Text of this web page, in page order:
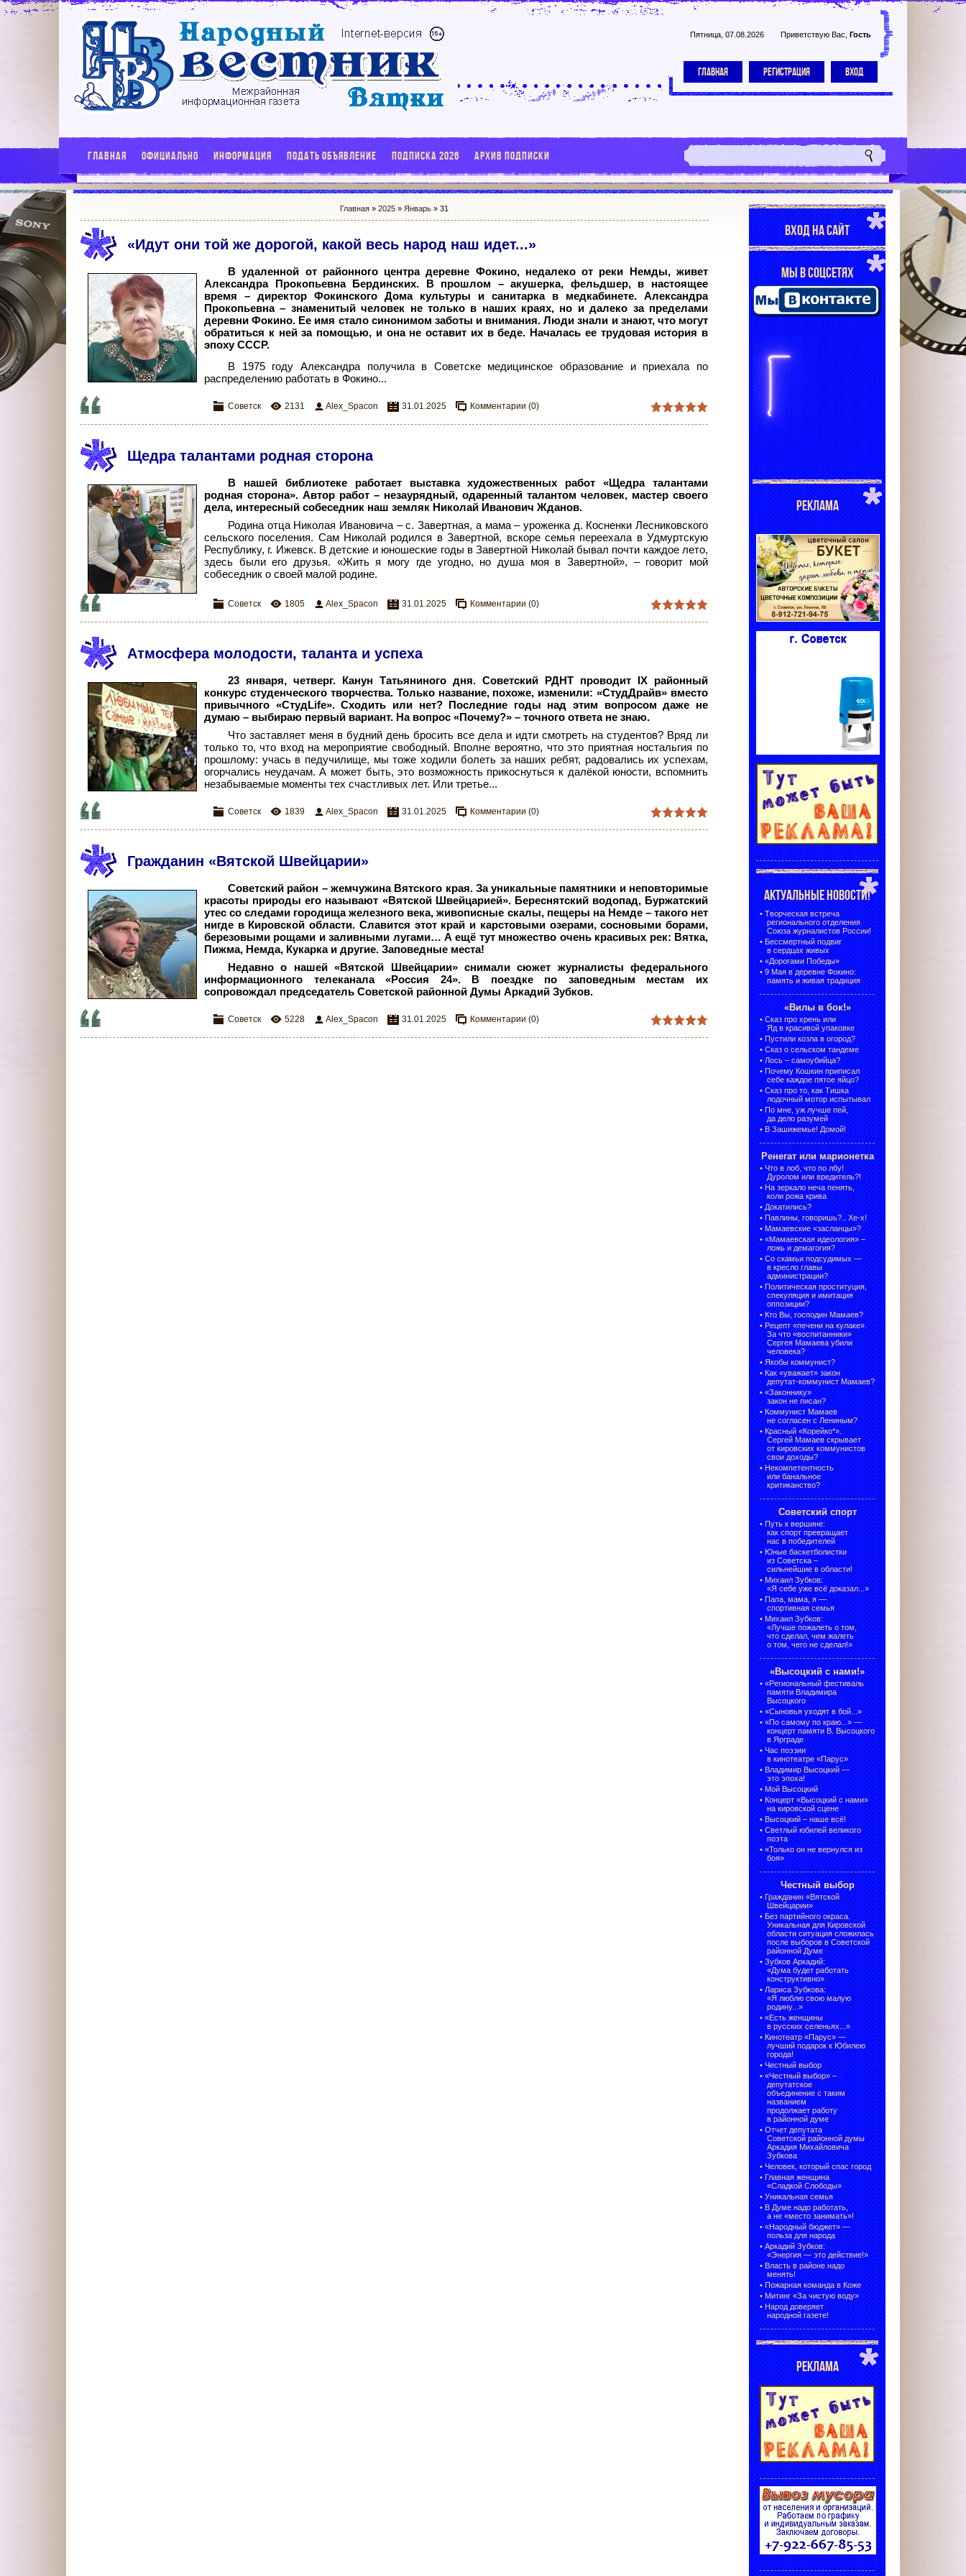
Пятница, 07.08.2026 Приветствую Вас Гость
ГЛАВНАЯ РЕГИСТРАЦИЯ ВХОД
ГЛАВНАЯ ОФИЦИАЛЬНО ИНФОРМАЦИЯ ПОДАТЬ ОБЪЯВЛЕНИЕ ПОДПИСКА 2026 АРХИВ ПОДПИСКИ
Главная »2025 » Январь » 31
«Идут они той же дорогой, какой весь народ наш идет...»
В удаленной от районного центра деревне Фокино, недалеко от реки Немды, живет
Александра Прокопьевна Бердинских. В прошлом – акушерка, фельдшер, в настоящее
время – директор Фокинского Дома культуры и санитарка в медкабинете. Александра
Прокопьевна – знаменитый человек не только в наших краях, но и далеко за пределами
деревни Фокино. Ее имя стало синонимом заботы и внимания. Люди знали и знают, что могут
обратиться к ней за помощью, и она не оставит их в беде. Началась ее трудовая история в
эпоху СССР.
В 1975 году Александра получила в Советске медицинское образование и приехала по
распределению работать в Фокино...
Советск 2131 Alex_Spacon 31.01.2025 Комментарии (0)
Щедра талантами родная сторона
В нашей библиотеке работает выставка художественных работ «Щедра талантами
родная сторона». Автор работ – незаурядный, одаренный талантом человек, мастер своего
дела, интересный собеседник наш земляк Николай Иванович Жданов.
Родина отца Николая Ивановича – с. Завертная, а мама – уроженка д. Косненки Лесниковского
сельского поселения. Сам Николай родился в Завертной, вскоре семья переехала в Удмуртскую
Республику, г. Ижевск. В детские и юношеские годы в Завертной Николай бывал почти каждое лето,
здесь были его друзья. «Жить я могу где угодно, но душа моя в Завертной», – говорит мой
собеседник о своей малой родине.
Советск 1805 Alex_Spacon 31.01.2025 Комментарии (0)
Атмосфера молодости, таланта и успеха
23 января, четверг. Канун Татьяниного дня. Советский РДНТ проводит IX районный
конкурс студенческого творчества. Только название, похоже, изменили: «СтудДрайв» вместо
привычного «СтудLife». Сходить или нет? Последние годы над этим вопросом даже не
думаю – выбираю первый вариант. На вопрос «Почему?» – точного ответа не знаю.
Что заставляет меня в будний день бросить все дела и идти смотреть на студентов? Вряд ли
только то, что вход на мероприятие свободный. Вполне вероятно, что это приятная ностальгия по
прошлому: учась в педучилище, мы тоже ходили болеть за наших ребят, радовались их успехам,
огорчались неудачам. А может быть, это возможность прикоснуться к далёкой юности, вспомнить
незабываемые моменты тех счастливых лет. Или третье...
Советск 1839 Alex_Spacon 31.01.2025 Комментарии (0)
Гражданин «Вятской Швейцарии»
Советский район – жемчужина Вятского края. За уникальные памятники и неповторимые
красоты природы его называют «Вятской Швейцарией». Береснятский водопад, Буржатский
утес со следами городища железного века, живописные скалы, пещеры на Немде – такого нет
нигде в Кировской области. Славится этот край и карстовыми озерами, сосновыми борами,
березовыми рощами и заливными лугами… А ещё тут множество очень красивых рек: Вятка,
Пижма, Немда, Кукарка и другие. Заповедные места!
Недавно о нашей «Вятской Швейцарии» снимали сюжет журналисты федерального
информационного телеканала «Россия
24». В поездке по заповедным местам их
сопровождал председатель Советской районной Думы Аркадий Зубков.
Советск 5228 Alex_Spacon 31.01.2025 Комментарии (0)
ВХОД НА САЙТ
МЫ В СОЦСЕТЯХ
РЕКЛАМА
АКТУАЛЬНЫЕ НОВОСТИ!
• Творческая встреча
регионального отделения
Союза журналистов России!
• Бессмертный подвиг
в сердцах живых
• «Дорогами Победы»
• 9 Мая в деревне Фокино:
память и живая традиция
«Вилы в бок!»
• Сказ про хрень или
Яд в красивой упаковке
• Пустили козла в огород?
• Сказ о сельском тандеме
• Лось – самоубийца?
• Почему Кошкин приписал
себе каждое пятое яйцо?
• Сказ про то, как Тишка
лодочный мотор испытывал
• По мне, уж лучше пей,
да дело разумей
• В Зашижемье! Домой!
Ренегат или марионетка
• Что в лоб, что по лбу!
Дуролом или вредитель?!
• На зеркало неча пенять,
коли рожа крива
• Докатились?
• Павлины, говоришь?.. Хе-х!
• Мамаевские «засланцы»?
• «Мамаевская идеология» –
ложь и демагогия?
• Со скамьи подсудимых —
в кресло главы
администрации?
• Политическая проституция,
спекуляция и имитация
оппозиции?
• Кто Вы, господин Мамаев?
• Рецепт «печени на кулаке».
За что «воспитанники»
Сергея Мамаева убили
человека?
• Якобы коммунист?
• Как «уважает» закон
депутат-коммунист Мамаев?
• «Законнику»
закон не писан?
• Коммунист Мамаев
не согласен с Лениным?
• Красный «Корейко*».
Сергей Мамаев скрывает
от кировских коммунистов
свои доходы?
• Некомпетентность
или банальное
критиканство?
Советский спорт
• Путь к вершине:
как спорт превращает
нас в победителей
• Юные баскетболистки
из Советска –
сильнейшие в области!
• Михаил Зубков:
«Я себе уже всё доказал...»
• Папа, мама, я —
спортивная семья
• Михаил Зубков:
«Лучше пожалеть о том,
что сделал, чем жалеть
о том, чего не сделал!»
«Высоцкий с нами!»
• «Региональный фестиваль
памяти Владимира
Высоцкого
• «Сыновья уходят в бой...»
• «По самому по краю...» —
концерт памяти В. Высоцкого
в Ярграде
• Час поэзии
в кинотеатре «Парус»
• Владимир Высоцкий —
это эпоха!
• Мой Высоцкий
• Концерт «Высоцкий с нами»
на кировской сцене
• Высоцкий – наше всё!
• Светлый юбилей великого
поэта
• «Только он не вернулся из
боя»
Честный выбор
• Гражданин «Вятской
Швейцарии»
• Без партийного окраса.
Уникальная для Кировской
области ситуация сложилась
после выборов в Советской
районной Думе
• Зубков Аркадий:
«Дума будет работать
конструктивно»
• Лариса Зубкова:
«Я люблю свою малую
родину...»
• «Есть женщины
в русских селеньях...»
• Кинотеатр «Парус» —
лучший подарок к Юбилею
города!
• Честный выбор
• «Честный выбор» –
депутатское
объединение с таким
названием
продолжает работу
в районной думе
• Отчет депутата
Советской районной думы
Аркадия Михайловича
Зубкова
• Человек, который спас город
• Главная женщина
«Сладкой Слободы»
• Уникальная семья
• В Думе надо работать,
а не «место занимать»!
• «Народный бюджет» —
польза для народа
• Аркадий Зубков:
«Энергия — это действие!»
• Власть в районе надо
менять!
• Пожарная команда в Коже
• Митинг «За чистую воду»
• Народ доверяет
народной газете!
РЕКЛАМА